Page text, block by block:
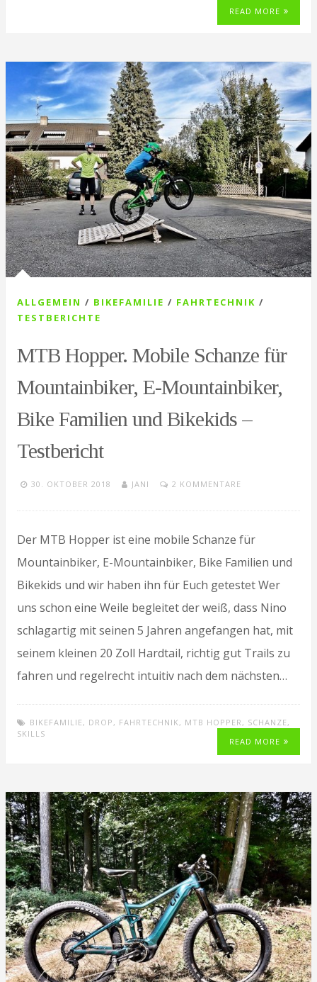
READ MORE
ALLGEMEIN / BIKEFAMILIE / FAHRTECHNIK /
TESTBERICHTE
MTB Hopper. Mobile Schanze für
Mountainbiker, E-Mountainbiker,
Bike Familien und Bikekids –
Testbericht
30. OKTOBER 2018 JANI 2 KOMMENTARE
Der MTB Hopper ist eine mobile Schanze für
Mountainbiker, E-Mountainbiker, Bike Familien und
Bikekids und wir haben ihn für Euch getestet Wer
uns schon eine Weile begleitet der weiß, dass Nino
schlagartig mit seinen 5 Jahren angefangen hat, mit
seinem kleinen 20 Zoll Hardtail, richtig gut Trails zu
fahren und regelrecht intuitiv nach dem nächsten…
BIKEFAMILIE , DROP , FAHRTECHNIK , MTB HOPPER , SCHANZE ,
SKILLS
READ MORE